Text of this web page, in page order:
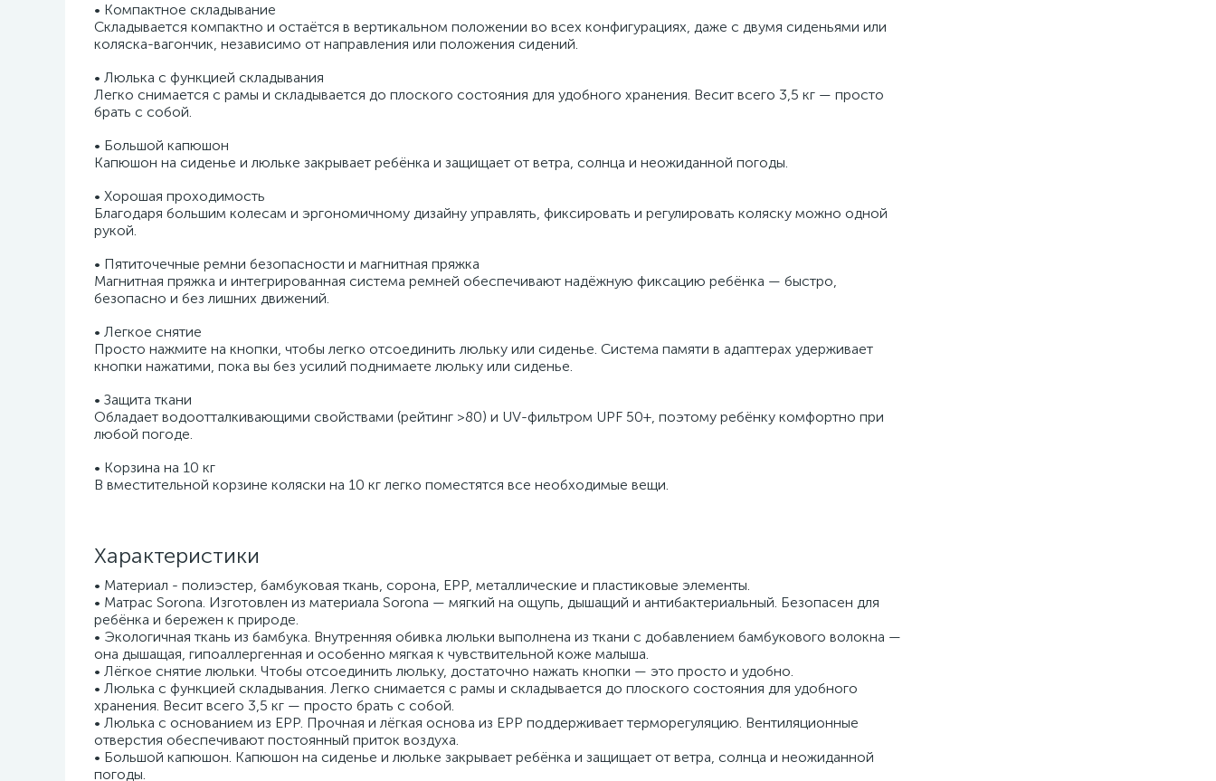
• Компактное складывание
Складывается компактно и остаётся в вертикальном положении во всех конфигурациях, даже с двумя сиденьями или
коляска-вагончик, независимо от направления или положения сидений.
• Люлька с функцией складывания
Легко снимается с рамы и складывается до плоского состояния для удобного хранения. Весит всего 3,5 кг — просто
брать с собой.
• Большой капюшон
Капюшон на сиденье и люльке закрывает ребёнка и защищает от ветра, солнца и неожиданной погоды.
• Хорошая проходимость
Благодаря большим колесам и эргономичному дизайну управлять, фиксировать и регулировать коляску можно одной
рукой.
• Пятиточечные ремни безопасности и магнитная пряжка
Магнитная пряжка и интегрированная система ремней обеспечивают надёжную фиксацию ребёнка — быстро,
безопасно и без лишних движений.
• Легкое снятие
Просто нажмите на кнопки, чтобы легко отсоединить люльку или сиденье. Система памяти в адаптерах удерживает
кнопки нажатими, пока вы без усилий поднимаете люльку или сиденье.
• Защита ткани
Обладает водоотталкивающими свойствами (рейтинг >80) и UV-фильтром UPF 50+, поэтому ребёнку комфортно при
любой погоде.
• Корзина на 10 кг
В вместительной корзине коляски на 10 кг легко поместятся все необходимые вещи.
Характеристики
• Материал - полиэстер, бамбуковая ткань, сорона, EPP, металлические и пластиковые элементы.
• Матрас Sorona. Изготовлен из материала Sorona — мягкий на ощупь, дышащий и антибактериальный. Безопасен для
ребёнка и бережен к природе.
• Экологичная ткань из бамбука. Внутренняя обивка люльки выполнена из ткани с добавлением бамбукового волокна —
она дышащая, гипоаллергенная и особенно мягкая к чувствительной коже малыша.
• Лёгкое снятие люльки. Чтобы отсоединить люльку, достаточно нажать кнопки — это просто и удобно.
• Люлька с функцией складывания. Легко снимается с рамы и складывается до плоского состояния для удобного
хранения. Весит всего 3,5 кг — просто брать с собой.
• Люлька с основанием из EPP. Прочная и лёгкая основа из EPP поддерживает терморегуляцию. Вентиляционные
отверстия обеспечивают постоянный приток воздуха.
• Большой капюшон. Капюшон на сиденье и люльке закрывает ребёнка и защищает от ветра, солнца и неожиданной
погоды.